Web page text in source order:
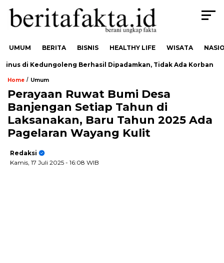
UMUM BERITA BISNIS HEALTHY LIFE WISATA
di Kedungoleng Berhasil Dipadamkan, Tidak Ada Korban
Home / Umum
Perayaan Ruwat Bumi Desa
Banjengan Setiap Tahun di
Laksanakan, Baru Tahun 2025 Ada
Pagelaran Wayang Kulit
Redaksi
Kamis, 17 Juli 2025 - 16:08 WIB